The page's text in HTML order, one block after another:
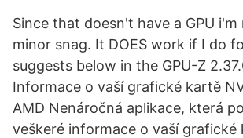
Since that doesn't have a GPU
minor snag. It DOES work if I do
suggests below in the GPU-Z
Informace o vaší grafické kartě
AMD Nenáročná aplikace, která
veškeré informace o vaší